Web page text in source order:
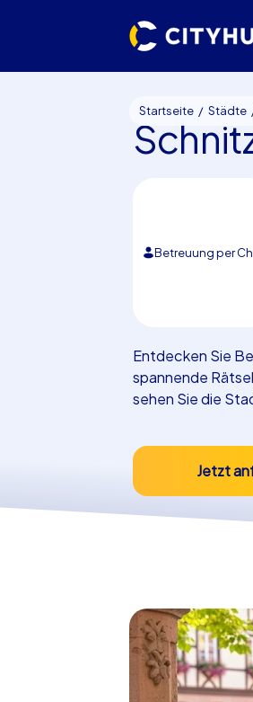
Startseite Städte
Betreuung per
Entdecken Sie
spannende
sehen Sie die
Jetzt